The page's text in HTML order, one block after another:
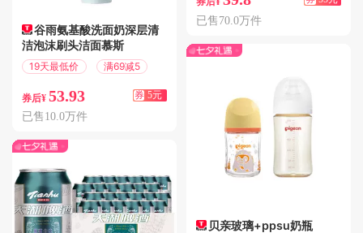
谷雨氨基酸洗面奶深层清
洁泡沫刷头洁面慕斯
19天最低价 满69减5
券后¥ 53.93 券 5元
已售10.0万件
已售70.0万件
贝亲玻璃+ppsu奶瓶